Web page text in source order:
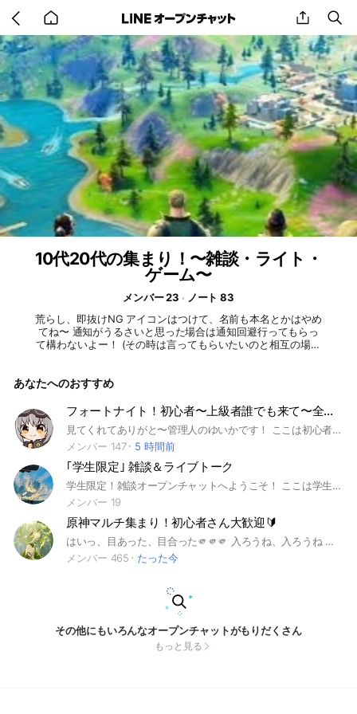
back
to
home
share
10代20代の集まり！〜雑談・ライト・
ゲーム〜
メンバー 23
ノート 83
荒らし、即抜けNG アイコンはつけて、名前も本名とかはやめ
てね〜 通知がうるさいと思った場合は通知回避行ってもらっ
て構わないよー！ (その時は言ってもらいたいのと相互の場合
あなたへのおすすめ
フォートナイト！初心者〜上級者誰でも来て〜全機種𝙊𝙆
見てくれてありがと〜管理人のゆいかです！ ここは初心者上級者関係なくみんなでフォトナするオプです！ 男女や、機種は関係ないです！ ライブトークをしながらフォトナとかできたらいいなって思います！ 雑談も本オプでしてるけどルールが少ないのはサブトークルームです！ 別ゲーの話も大丈夫ですが、別ゲーの話はスレッド等でして欲しいです！ ご協力お願いしますー！ オプが初めて〜とか使い方がわからん〜って人も大歓迎です！ 教えれることは教えます！ ちょっとだけルール説明 荒らし✘‎出会い厨✘‎宣伝抜け✘‎ 即抜け✘‎煽り✘‎ こんな感じです！ 前置きが少し長くなったけど、 是非きてください！ #フォートナイト#フォトナ#fotnaite #Fortnite#ランク#リロード#OG#origin#オリジン#Blitz#Blitzモード#ブロンズ#シルバー#ゴールド#プラチナ#エリート#チャンピョン#チャンピオン#アンリアル#アスレチック#アスレ#タイマン#2V2#3V3#4V4#クリエ #クリエイティブ#乱闘#ゲーム#ガチ勢 #エンジョイ勢#競技勢#天空城#PS勢 #PC勢#Switch勢#スイッチ勢 #男子#女子#男女#仲良し#ネッ友#友達#暇#朝#昼#夜#深夜
メンバー 147
5 時間前
｢学生限定｣ 雑談＆ライブトーク
学生限定！雑談オープンチャットへようこそ！ ここは学生が集まる、 「気軽に話せる場所」を目指したコミュニティです 学校のこと、恋愛、友達関係、部活、ゲーム、将来の悩みまで、 どんな話でも自由にOK！ 「ちょっと暇だな〜」って時に来るだけでも大歓迎 見る専（無言）でも全然OKです！ #雑談 #学生限定 #ライブトーク
メンバー 19
原神マルチ集まり！初心者さん大歓迎🔰
はいっ、目あった、目合った🫵🫵🫵 入ろうね、入ろうね ワタクシノオウチニイラッシャ 、、、 見てくれてありがとう〜！🙂 ※雑談多めマルチ多め 初心者さんでも上級者さんでも大大大歓迎！ｲﾗｯｼｬｲo(･ω･o)(o･ω･)o なんでも誰でもどうぞ！ それじゃ即抜け無言抜けなし！で大事なノートみてね！ みんな気軽に言ってね、ね、ね！！？ 「暇すぎて頭ハゲるー」とか「あぁ、こんな哀れな俺を助けてー」とかマルチしたいって普通に言ってくれよ？ 1人目 2025.6.9 90人目 2025.10．14 100人目 2025.10. 17 こんな増えると思ってなかった… ありがたやー🙏✨ #原神#ライト#イラスト#ゲーム#幽境の激戦 #七聖召喚#探索#イベント 2025.6.8
メンバー 465
たった今
その他にもいろんなオープンチャットがもりだくさん
もっと見る